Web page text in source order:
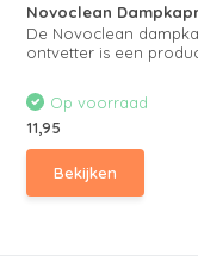
Novoclean
De Novoclean
ontvetter is een
Op voorraad
11,95
Bekijken